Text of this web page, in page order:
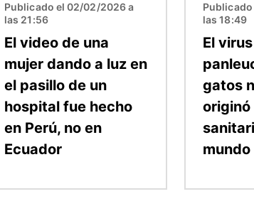
Publicado el 02/02/2026 a
las 21:56
El video de una
mujer dando a luz en
el pasillo de un
hospital fue hecho
en Perú, no en
Ecuador
las 18:49
El
gatos
originó
mundo